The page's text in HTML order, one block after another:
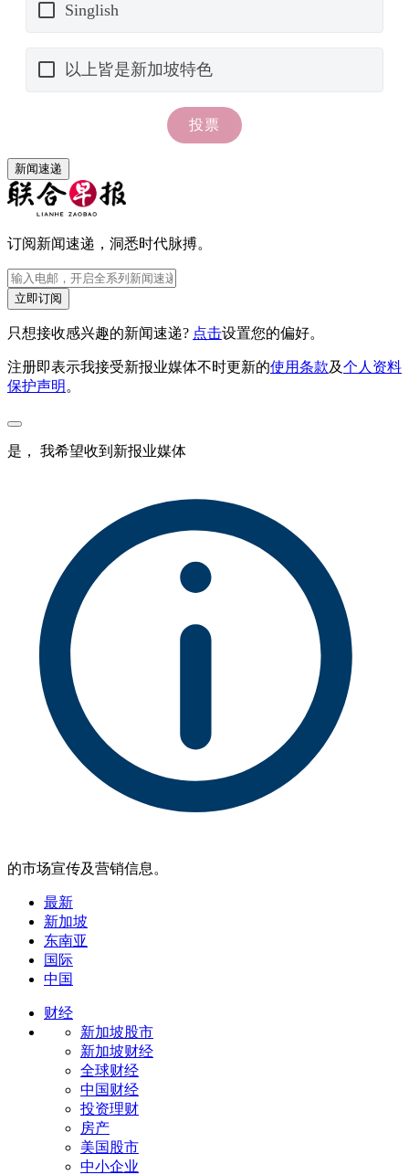
新闻速递
订阅新闻速递，洞悉时代脉搏。
立即订阅
只想接收感兴趣的新闻速递? 点击设置您的偏好。
注册即表示我接受新报业媒体不时更新的使用条款及个人资料
保护声明 。
是， 我希望收到新报业媒体
的市场宣传及营销信息。
最新
新加坡
东南亚
国际
中国
财经
新加坡股市
新加坡财经
全球财经
中国财经
投资理财
房产
美国股市
中小企业